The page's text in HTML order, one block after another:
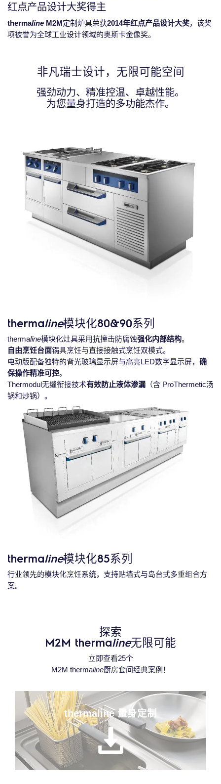
红点产品设计大奖得主
thermaline M2M定制炉具荣获2014年红点产品设计大奖，该奖
项被誉为全球工业设计领域的奥斯卡金像奖。
非凡瑞士设计，无限可能空间
强劲动力、精准控温、卓越性能。
为您量身打造的多功能杰作。
thermaline模块化80&90系列
thermaline模块化灶具采用抗撞击防腐蚀强化内部结构。
自由烹饪台面锅具烹饪与直接接触式烹饪双模式。
电动版配备独特的背光玻璃显示屏与高亮LED数字显示屏， 确
保操作精准可控。
Thermodul无缝衔接技术有效防止液体渗漏 （含 ProThermetic汤
锅和炒锅）。
thermaline模块化85系列
行业领先的模块化烹饪系统，支持贴墙式与岛台式多重组合方
案。
探索
M2M thermaline无限可能
立即查看25个
M2M thermaline厨房套间经典案例！
thermaline 量身定制